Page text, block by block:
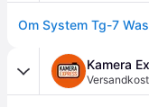
Kamera